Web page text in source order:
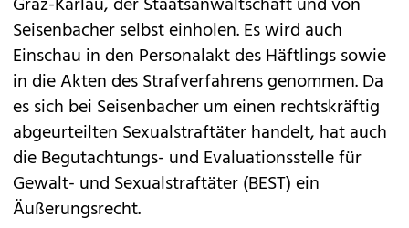
Seisenbacher selbst einholen. Es wird auch
Einschau in den Personalakt des Häftlings sowie
in die Akten des Strafverfahrens genommen. Da
es sich bei Seisenbacher um einen rechtskräftig
abgeurteilten Sexualstraftäter handelt, hat auch
die Begutachtungs- und Evaluationsstelle für
Gewalt- und Sexualstraftäter (BEST) ein
Äußerungsrecht.